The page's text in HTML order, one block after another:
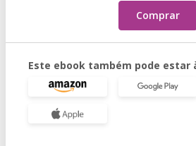
Comprar
Este ebook também pode estar